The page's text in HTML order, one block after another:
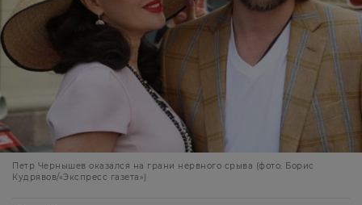
Петр Чернышев оказался на грани нервного срыва (фото: Борис
Кудрявов/«Экспресс газета»)